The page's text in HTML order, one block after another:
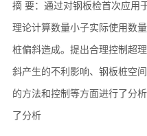
摘 要： 通过对钢板检首次应用
理论计算数量小子实际使用数
桩偏斜造成。 提出合理控制超
斜产生的不利 影响、钢板桩空
的方法和控制等方面进行了分
了分析